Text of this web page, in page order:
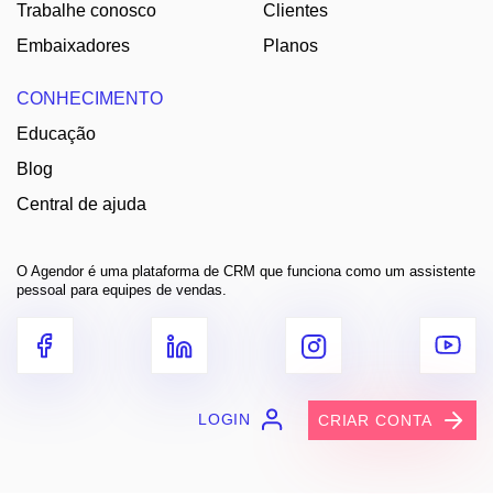
Trabalhe conosco
Embaixadores
Clientes
Planos
CONHECIMENTO
Educação
Blog
Central de ajuda
O Agendor é uma plataforma de CRM que funciona como um assistente
pessoal para equipes de vendas.
LOGIN CRIAR CONTA